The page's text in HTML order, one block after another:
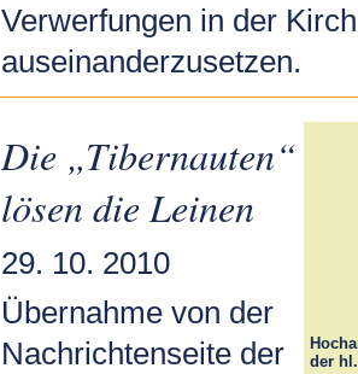
Verwerfungen in der
auseinanderzusetzen.
der
Die „Tibernauten“
lösen die Leinen
29. 10. 2010
Übernahme von der
Nachrichtenseite der